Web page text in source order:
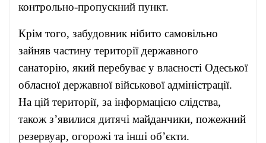
контрольно-пропускний пункт.
Крім того, забудовник нібито самовільно
зайняв частину території державного
санаторію, який перебуває у власності Одеської
обласної державної військової адміністрації.
На цій території, за інформацією слідства,
також з’явилися дитячі майданчики, пожежний
резервуар, огорожі та інші об’єкти.